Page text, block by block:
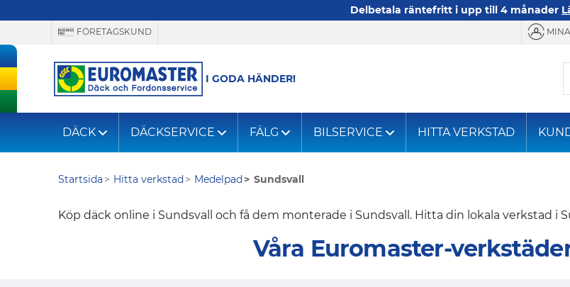
Delbetala räntefritt i upp till 4 månader
FÖRETAGSKUND
I GODA HÄNDER!
DÄCK DÄCKSERVICE FÄLG BILSERVICE HITTA VERKSTAD
Startsida Hitta verkstad Medelpad Sundsvall
Köp däck online i Sundsvall och få dem monterade i Sundsvall. Hitta din lokala verkstad i
Våra Euromaster-